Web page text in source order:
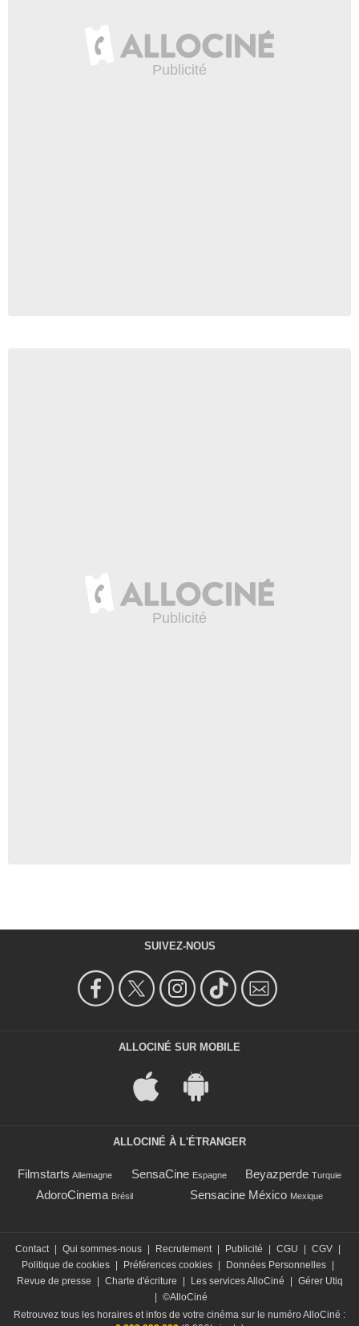
SUIVEZ-NOUS
ALLOCINÉ SUR MOBILE
ALLOCINÉ À L'ÉTRANGER
Filmstarts Allemagne SensaCine Espagne Beyazperde Turquie
AdoroCinema Brésil Sensacine México Mexique
Contact Qui sommes-nous Recrutement Publicité CGU CGV
Politique de cookies
Préférences cookies Données Personnelles
Revue de presse
Charte d'écriture Les services AlloCiné
Gérer Utiq
©AlloCiné
Retrouvez tous les horaires et infos de votre cinéma sur le numéro AlloCiné :